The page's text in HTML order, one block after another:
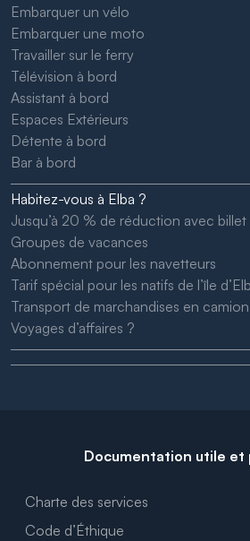
Embarquer un vélo
Embarquer une moto
Travailler sur le ferry
Télévision à bord
Assistant à bord
Espaces Extérieurs
Détente à bord
Bar à bord
Habitez-vous à Elba ?
Jusqu’à 20 % de réduction avec
Groupes de vacances
Abonnement pour les navetteurs
Tarif spécial pour les natifs de l’île
Transport de marchandises en camion
Voyages d’affaires ?
Documentation utile et
Charte des services
Code d’Éthique